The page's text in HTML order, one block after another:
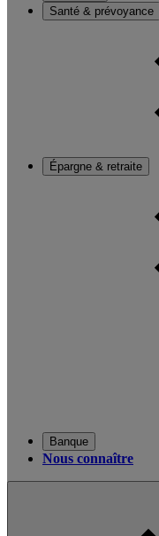
Santé & prévoyance
Épargne & retraite
Banque
Nous connaître